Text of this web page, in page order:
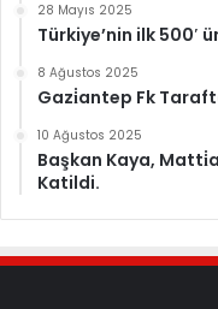
28 Mayıs 2025
Türkiye’nin ilk 500′
8 Ağustos 2025
Gazi̇antep Fk
10 Ağustos 2025
Başkan Kaya,
Katildi.